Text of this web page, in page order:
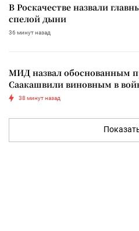
В Роскачестве назвали
спелой дыни
36 минут назад
МИД назвал обоснованным
Саакашвили виновным в
38 минут назад